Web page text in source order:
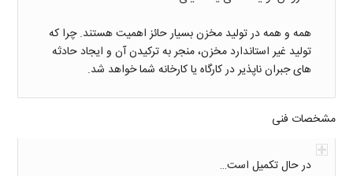
همه و همه در تولید مخزن بسیار حائز اهمیت هستند. چرا که
تولید غیر استاندارد مخزن، منجر به ترکیدن آن و ایجاد حادثه
های جبران ناپذیر در کارگاه یا کارخانه شما خواهد شد.
مشخصات فنی
در حال تکمیل است…